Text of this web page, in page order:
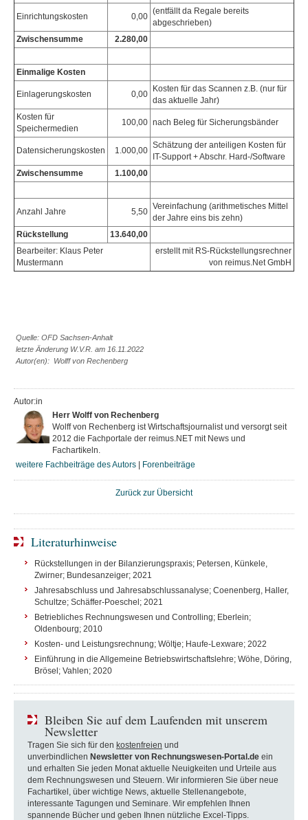
Einrichtungskosten 0,00
(entfällt da Regale bereits
abgeschrieben)
Zwischensumme
2.280,00
Einmalige Kosten
Einlagerungskosten 0,00
Kosten für das Scannen z.B. (nur für
das aktuelle Jahr)
Kosten für
Speichermedien
100,00 nach Beleg für Sicherungsbänder
Datensicherungskosten 1.000,00
Schätzung der anteiligen Kosten für
IT-Support + Abschr. Hard-/Software
Zwischensumme
1.100,00
Anzahl Jahre 5,50
Vereinfachung (arithmetisches Mittel
der Jahre eins bis zehn)
Rückstellung
13.640,00
Bearbeiter: Klaus Peter
Mustermann
erstellt mit RS-Rückstellungsrechner
von reimus.Net GmbH
Quelle: OFD Sachsen-Anhalt
letzte Änderung W.V.R. am 16.11.2022
Autor(en): Wolff von Rechenberg
Autor:in
Herr Wolff von Rechenberg
Wolff von Rechenberg ist Wirtschaftsjournalist und versorgt seit
2012 die Fachportale der reimus.NET mit News und
Fachartikeln.
weitere Fachbeiträge des Autors
Forenbeiträge
Zurück zur Übersicht
Literaturhinweise
Rückstellungen in der Bilanzierungspraxis; Petersen, Künkele,
Zwirner; Bundesanzeiger; 2021
Jahresabschluss und Jahresabschlussanalyse; Coenenberg, Haller,
Schultze; Schäffer-Poeschel; 2021
Betriebliches Rechnungswesen und Controlling; Eberlein;
Oldenbourg; 2010
Kosten- und Leistungsrechnung; Wöltje; Haufe-Lexware; 2022
Einführung in die Allgemeine Betriebswirtschaftslehre; Wöhe, Döring,
Brösel; Vahlen; 2020
Bleiben Sie auf dem Laufenden mit unserem
Newsletter
Tragen Sie sich für den kostenfreien und
unverbindlichen Newsletter von Rechnungswesen-Portal.de ein
und erhalten Sie jeden Monat aktuelle Neuigkeiten und Urteile aus
dem Rechnungswesen und Steuern. Wir informieren Sie über neue
Fachartikel, über wichtige News, aktuelle Stellenangebote,
interessante Tagungen und Seminare. Wir empfehlen Ihnen
spannende Bücher und geben Ihnen nützliche Excel-Tipps.